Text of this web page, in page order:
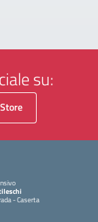
su:
- Caserta